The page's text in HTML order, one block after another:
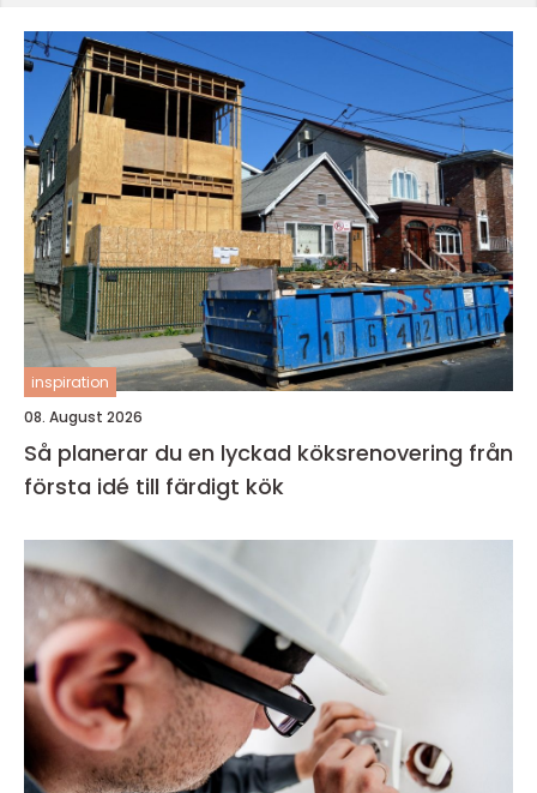
inspiration
08. August 2026
Så planerar du en lyckad köksrenovering från
första idé till färdigt kök